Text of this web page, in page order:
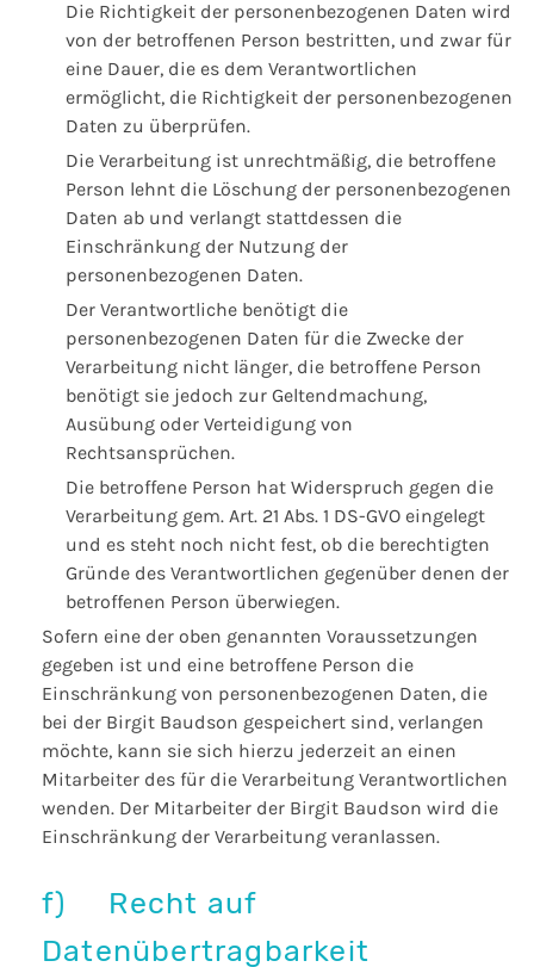
Die Richtigkeit der personenbezogenen Daten wird
von der betroffenen Person bestritten, und zwar für
eine Dauer, die es dem Verantwortlichen
ermöglicht, die Richtigkeit der personenbezogenen
Daten zu überprüfen.
Die Verarbeitung ist unrechtmäßig, die betroffene
Person lehnt die Löschung der personenbezogenen
Daten ab und verlangt stattdessen die
Einschränkung der Nutzung der
personenbezogenen Daten.
Der Verantwortliche benötigt die
personenbezogenen Daten für die Zwecke der
Verarbeitung nicht länger, die betroffene Person
benötigt sie jedoch zur Geltendmachung,
Ausübung oder Verteidigung von
Rechtsansprüchen.
Die betroffene Person hat Widerspruch gegen die
Verarbeitung gem. Art. 21 Abs. 1 DS-GVO eingelegt
und es steht noch nicht fest, ob die berechtigten
Gründe des Verantwortlichen gegenüber denen der
betroffenen Person überwiegen.
Sofern eine der oben genannten Voraussetzungen
gegeben ist und eine betroffene Person die
Einschränkung von personenbezogenen Daten, die
bei der Birgit Baudson gespeichert sind, verlangen
möchte, kann sie sich hierzu jederzeit an einen
Mitarbeiter des für die Verarbeitung Verantwortlichen
wenden. Der Mitarbeiter der Birgit Baudson wird die
Einschränkung der Verarbeitung veranlassen.
f) Recht auf
Datenübertragbarkeit